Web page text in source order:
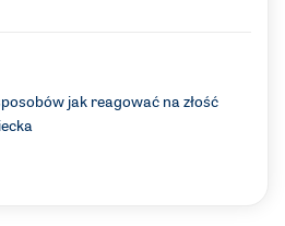
jak reagować na złość